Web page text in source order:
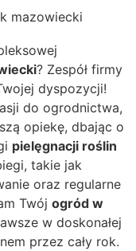
? Zespół firmy
dyspozycji!
do ogrodnictwa,
opiekę, dbając o
pielęgnacji roślin
takie jak
oraz regularne
Twój ogród w
w doskonałej
przez cały rok.